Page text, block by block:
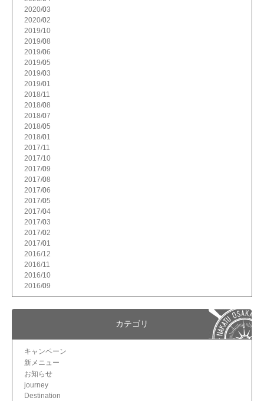
2020/ 3
2020/ 2
2019/10
2019/ 8
2019/ 6
2019/ 5
2019/ 3
2019/ 1
2018/11
2018/ 8
2018/ 7
2018/ 5
2018/ 1
2017/11
2017/10
2017/ 9
2017/ 8
2017/ 6
2017/ 5
2017/ 4
2017/ 3
2017/ 2
2017/ 1
2016/12
2016/11
2016/10
2016/ 9
カテゴリ
キャンペーン
新メニュー
お知らせ
journey
Destination